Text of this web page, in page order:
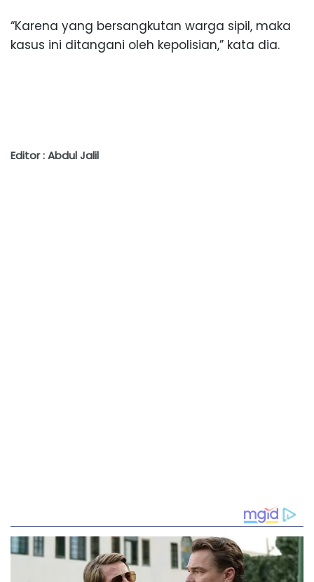
“Karena yang bersangkutan warga sipil, maka
kasus ini ditangani oleh kepolisian,” kata dia.
Editor : Abdul Jalil